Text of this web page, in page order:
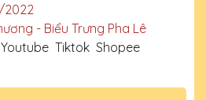
- Biểu Trưng Pha Lê
Youtube Tiktok Shopee